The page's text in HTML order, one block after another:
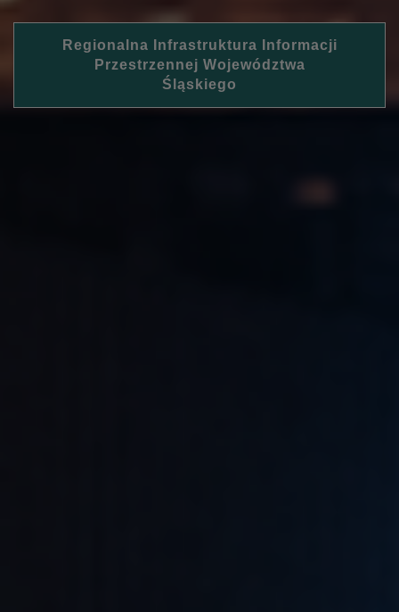
Regionalna Infrastruktura Informacji
Przestrzennej Województwa
Śląskiego